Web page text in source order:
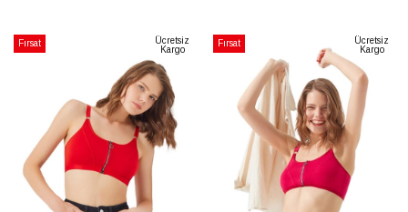
Fırsat
Ücretsiz
Kargo
Fırsat
Ücretsiz
Kargo